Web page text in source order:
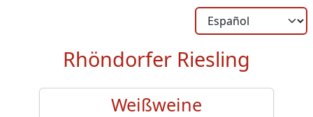
Rhöndorfer Riesling
Weißweine